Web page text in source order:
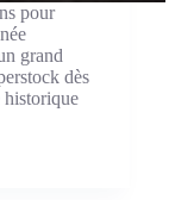
pour
grand
dès